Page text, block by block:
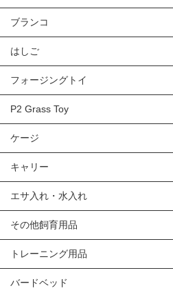
ブランコ
はしご
フォージングトイ
P2 Grass Toy
ケージ
キャリー
エサ入れ・水入れ
その他飼育用品
トレーニング用品
バードベッド